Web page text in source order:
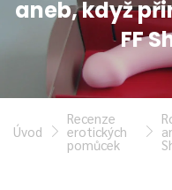
aneb, když
FF
Úvod
Recenze
erotických
pomůcek